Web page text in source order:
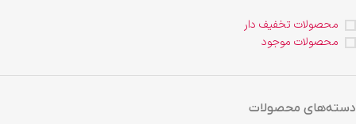
محصولات تخفیف دار
محصولات موجود
دسته‌های محصولات